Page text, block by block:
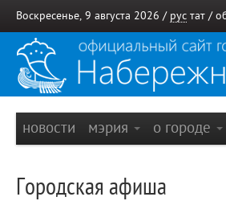
Воскресенье, 9 августа 2026 / рус тат /
новости мэрия о городе
Городская афиша